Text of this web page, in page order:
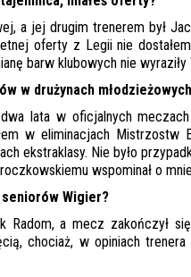
a jej drugim trenerem był
oferty z Legii nie
barw klubowych nie wyraziły
w drużynach
lata w oficjalnych
w eliminacjach Mistrzostw
ekstraklasy. Nie było
wspominał o
Wigier?
Radom, a mecz zakończył
chociaż, w opiniach